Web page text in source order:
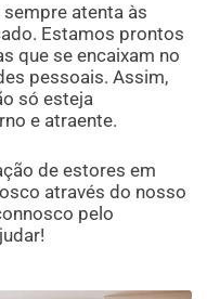
atenta às
Estamos prontos
que se encaixam no
pessoais. Assim,
só esteja
e atraente.
de estores em
através do nosso
pelo